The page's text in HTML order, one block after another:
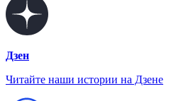
Дзен
Читайте наши истории на Дзене